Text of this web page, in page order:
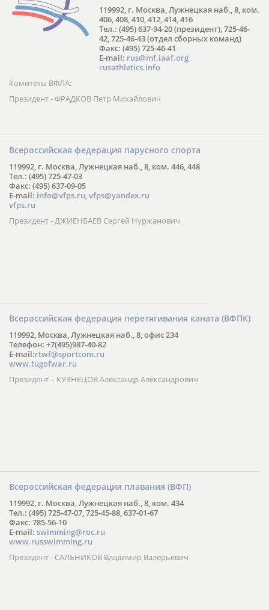
119992, г. Москва, Лужнецкая наб., 8, ком.
406, 408, 410, 412, 414, 416
Тел.: (495) 637-94-20 (президент), 725-46-
42, 725-46-43 (отдел сборных команд)
Факс: (495) 725-46-41
E-mail: rus@mf.iaaf.org
rusathletics.info
Комитеты ВФЛА:
Президент - ФРАДКОВ Петр Михайлович
Всероссийская федерация парусного спорта
119992, г. Москва, Лужнецкая наб., 8, ком. 446, 448
Тел.: (495) 725-47-03
Факс: (495) 637-09-05
E-mail: info@vfps.ru,vfps@yandex.ru
vfps.ru
Президент - ДЖИЕНБАЕВ Сергей Нуржанович
Всероссийская федерация перетягивания каната (ВФПК)
119992, Москва, Лужнецкая наб., 8, офис 234
Телефон: +7(495)987-40-82
E-mail:rtwf@sportcom.ru
www.tugofwar.ru
Президент – КУЗНЕЦОВ Александр Александрович
Всероссийская федерация плавания (ВФП)
119992, г. Москва, Лужнецкая наб., 8, ком. 434
Тел.: (495) 725-47-07, 725-45-88, 637-01-67
Факс: 785-56-10
E-mail: swimming@roc.ru
www.russwimming.ru
Президент - САЛЬНИКОВ Владимир Валерьевич